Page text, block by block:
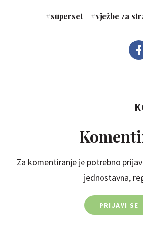
#superset #vježbe za
Za komentiranje je potrebno
jednostavna,
PRIJAVI SE